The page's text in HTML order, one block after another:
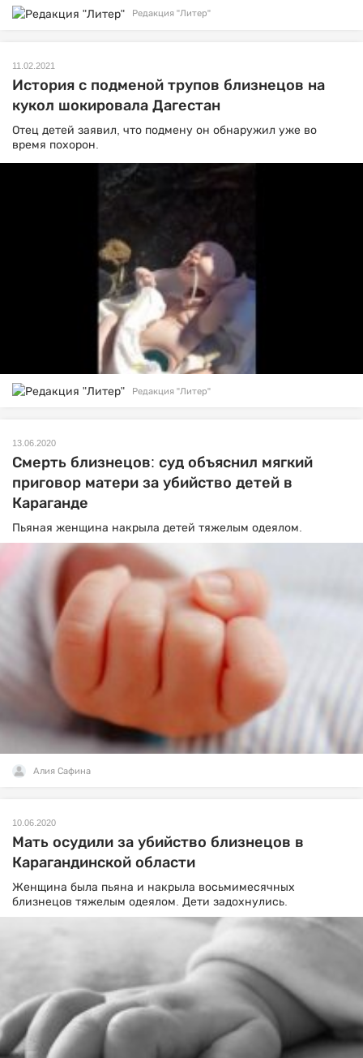
Редакция "Литер"
11.02.2021
История с подменой трупов близнецов на
кукол шокировала Дагестан
Отец детей заявил, что подмену он обнаружил уже во
время похорон.
Редакция "Литер"
13.06.2020
Смерть близнецов: суд объяснил мягкий
приговор матери за убийство детей в
Караганде
Пьяная женщина накрыла детей тяжелым одеялом.
Алия Сафина
10.06.2020
Мать осудили за убийство близнецов в
Карагандинской области
Женщина была пьяна и накрыла восьмимесячных
близнецов тяжелым одеялом. Дети задохнулись.